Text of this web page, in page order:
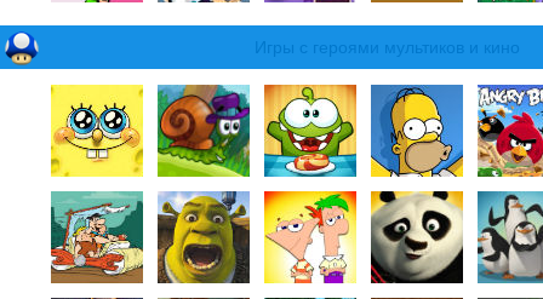
Игры с героями мультиков и кино